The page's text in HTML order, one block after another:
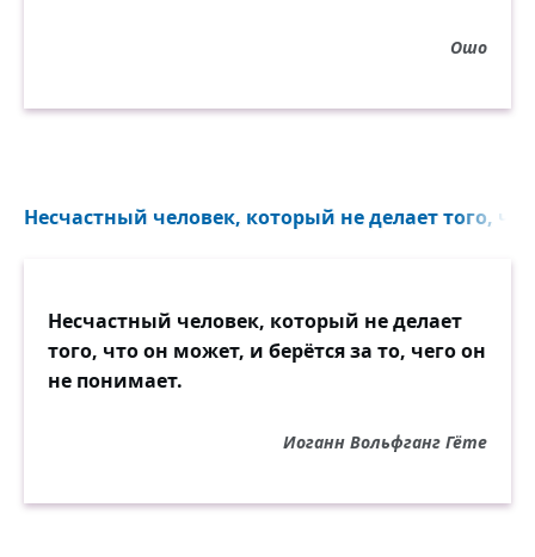
Ошо
Несчастный человек, который не делает того,
Несчастный человек, который не делает
того, что он может, и берётся за то, чего он
не понимает.
Иоганн Вольфганг Гёте